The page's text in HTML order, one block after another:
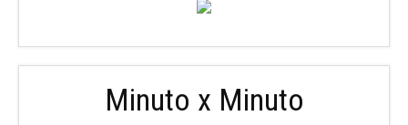
Minuto x Minuto